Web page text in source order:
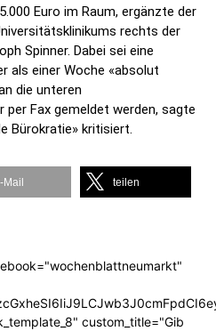
Euro im Raum, ergänzte der
rechts der
Spinner. Dabei sei eine
als einer Woche «absolut
die unteren
per Fax gemeldet werden, sagte
Bürokratie» kritisiert.
Mail teilen
custom_title="Gib